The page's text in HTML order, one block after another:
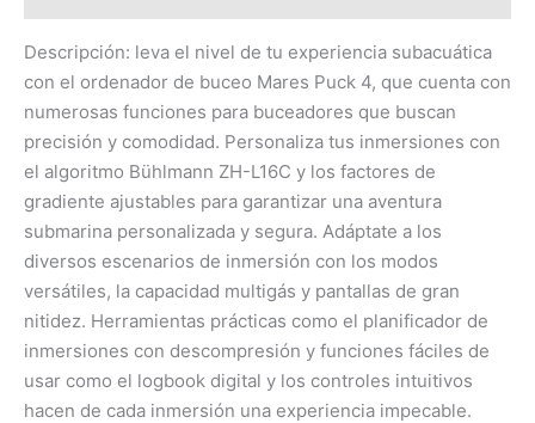
Descripción: leva el nivel de tu experiencia subacuática
con el ordenador de buceo Mares Puck 4, que cuenta con
numerosas funciones para buceadores que buscan
precisión y comodidad. Personaliza tus inmersiones con
el algoritmo Bühlmann ZH-L16C y los factores de
gradiente ajustables para garantizar una aventura
submarina personalizada y segura. Adáptate a los
diversos escenarios de inmersión con los modos
versátiles, la capacidad multigás y pantallas de gran
nitidez. Herramientas prácticas como el planificador de
inmersiones con descompresión y funciones fáciles de
usar como el logbook digital y los controles intuitivos
hacen de cada inmersión una experiencia impecable.